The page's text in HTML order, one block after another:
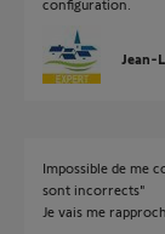
configuration.
Jean-
Impossible de me
sont incorrects"
Je vais me